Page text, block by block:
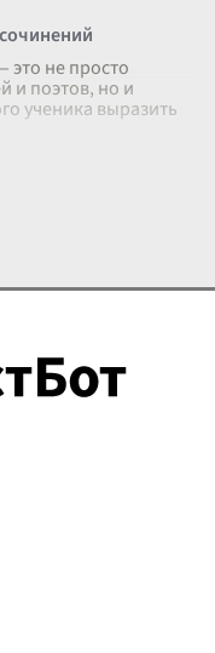
это не просто
и поэтов, но и
ученика выразить